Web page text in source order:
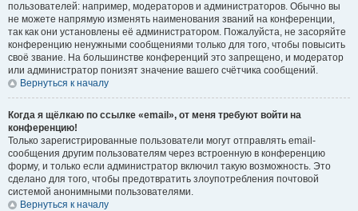
пользователей: например, модераторов и администраторов. Обычно вы
не можете напрямую изменять наименования званий на конференции,
так как они установлены её администратором. Пожалуйста, не засоряйте
конференцию ненужными сообщениями только для того, чтобы повысить
своё звание. На большинстве конференций это запрещено, и модератор
или администратор понизят значение вашего счётчика сообщений.
Вернуться к началу
Когда я щёлкаю по ссылке «email», от меня требуют войти на
конференцию!
Только зарегистрированные пользователи могут отправлять email-
сообщения другим пользователям через встроенную в конференцию
форму, и только если администратор включил такую возможность. Это
сделано для того, чтобы предотвратить злоупотребления почтовой
системой анонимными пользователями.
Вернуться к началу